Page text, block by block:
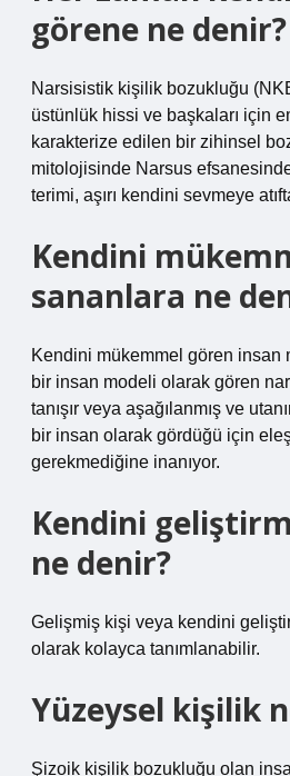
görene ne denir?
Narsisistik kişilik bozukluğu
üstünlük hissi ve başkaları için
karakterize edilen bir zihinsel
mitolojisinde Narsus
terimi, aşırı kendini sevmeye
Kendini
sananlara ne
Kendini mükemmel gören insan
bir insan modeli olarak gören
tanışır veya aşağılanmış ve
bir insan olarak gördüğü için
gerekmediğine inanıyor.
Kendini
ne denir?
Gelişmiş kişi veya kendini
olarak kolayca tanımlanabilir.
Yüzeysel kişilik
Şizoik kişilik bozukluğu olan